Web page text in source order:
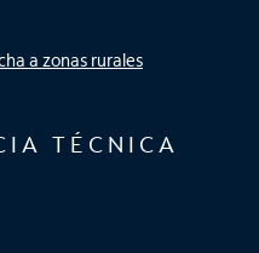
a zonas rurales
TÉCNICA